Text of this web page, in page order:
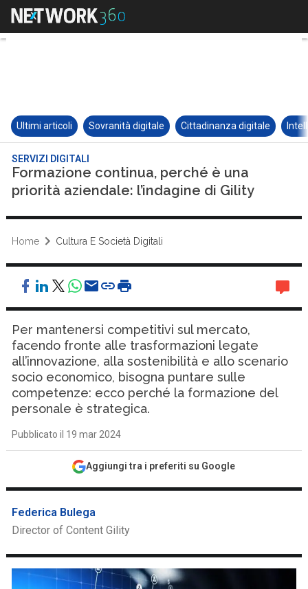
Ultimi articoli Sovranità digitale Cittadinanza digitale
SERVIZI DIGITALI
Formazione continua, perché è una
priorità aziendale: l’indagine di Gility
Home Cultura E Società Digitali
Per mantenersi competitivi sul mercato,
facendo fronte alle trasformazioni legate
all’innovazione, alla sostenibilità e allo scenario
socio economico, bisogna puntare sulle
competenze: ecco perché la formazione del
personale è strategica.
Pubblicato il 19 mar 2024
Aggiungi tra i preferiti su Google
Federica Bulega
Director of Content Gility